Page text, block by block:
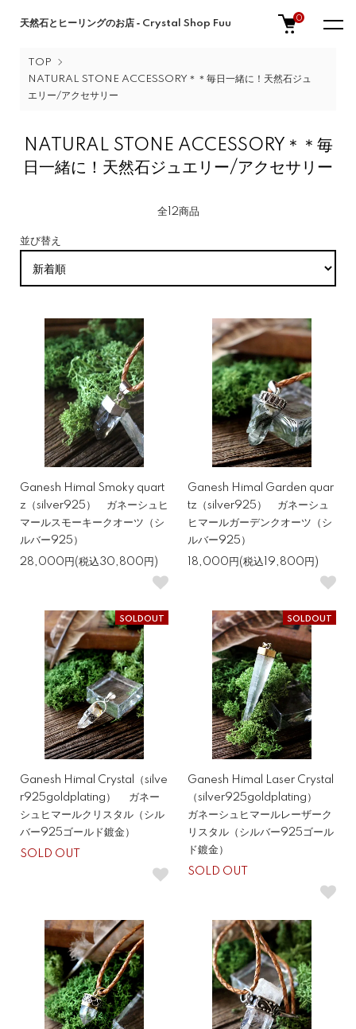
天然石とヒーリングのお店 ‐ Crystal Shop Fuu 0
TOP
NATURAL STONE ACCESSORY＊＊毎日一緒に！天然石ジュ
エリー/アクセサリー
NATURAL STONE ACCESSORY＊＊毎
日一緒に！天然石ジュエリー/アクセサリー
全12商品
並び替え
Ganesh Himal Smoky quart
z（silver925） ガネーシュヒ
マールスモーキークオーツ（シ
ルバー925）
28,000円(税込30,800円)
Ganesh Himal Garden quar
tz（silver925） ガネーシュ
ヒマールガーデンクオーツ（シ
ルバー925）
18,000円(税込19,800円)
SOLDOUT
Ganesh Himal Crystal（silve
r925goldplating） ガネー
シュヒマールクリスタル（シル
バー925ゴールド鍍金）
SOLD OUT
SOLDOUT
Ganesh Himal Laser Crystal
（silver925goldplating）
ガネーシュヒマールレーザーク
リスタル（シルバー925ゴール
ド鍍金）
SOLD OUT